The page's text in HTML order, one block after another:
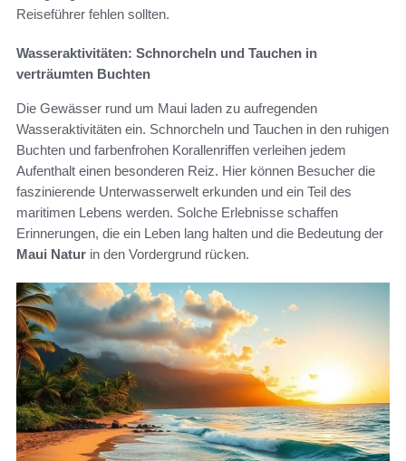
Reiseführer fehlen sollten.
Wasseraktivitäten: Schnorcheln und Tauchen in
verträumten Buchten
Die Gewässer rund um Maui laden zu aufregenden
Wasseraktivitäten ein. Schnorcheln und Tauchen in den ruhigen
Buchten und farbenfrohen Korallenriffen verleihen jedem
Aufenthalt einen besonderen Reiz. Hier können Besucher die
faszinierende Unterwasserwelt erkunden und ein Teil des
maritimen Lebens werden. Solche Erlebnisse schaffen
Erinnerungen, die ein Leben lang halten und die Bedeutung der
Maui Natur in den Vordergrund rücken.